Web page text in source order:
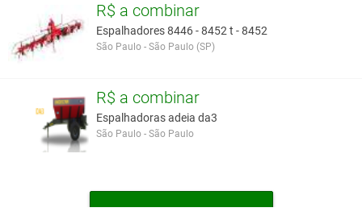
R$ a combinar
Espalhadores 8446 - 8452 t - 8452
São Paulo - São Paulo (SP)
R$ a combinar
Espalhadoras adeia da3
São Paulo - São Paulo